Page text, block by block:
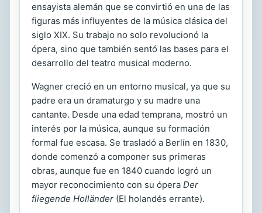
ensayista alemán que se convirtió en una de las
figuras más influyentes de la música clásica del
siglo XIX. Su trabajo no solo revolucionó la
ópera, sino que también sentó las bases para el
desarrollo del teatro musical moderno.
Wagner creció en un entorno musical, ya que su
padre era un dramaturgo y su madre una
cantante. Desde una edad temprana, mostró un
interés por la música, aunque su formación
formal fue escasa. Se trasladó a Berlín en 1830,
donde comenzó a componer sus primeras
obras, aunque fue en 1840 cuando logró un
mayor reconocimiento con su ópera Der
fliegende Holländer (El holandés errante).